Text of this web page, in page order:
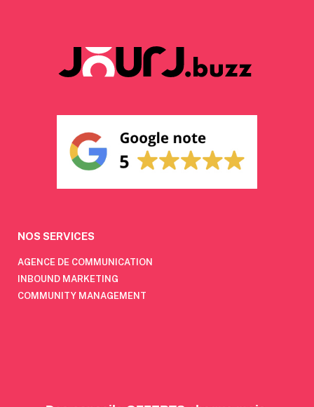
NOS SERVICES
AGENCE DE COMMUNICATION
INBOUND MARKETING
COMMUNITY MANAGEMENT